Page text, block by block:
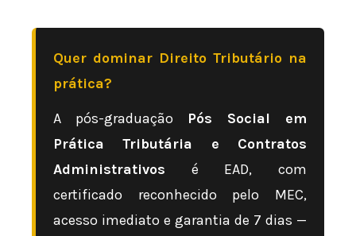
Quer dominar Direito Tributário na
prática?
A pós-graduação Pós Social em
Prática Tributária e Contratos
Administrativos é EAD, com
certificado reconhecido pelo MEC,
acesso imediato e garantia de 7 dias —